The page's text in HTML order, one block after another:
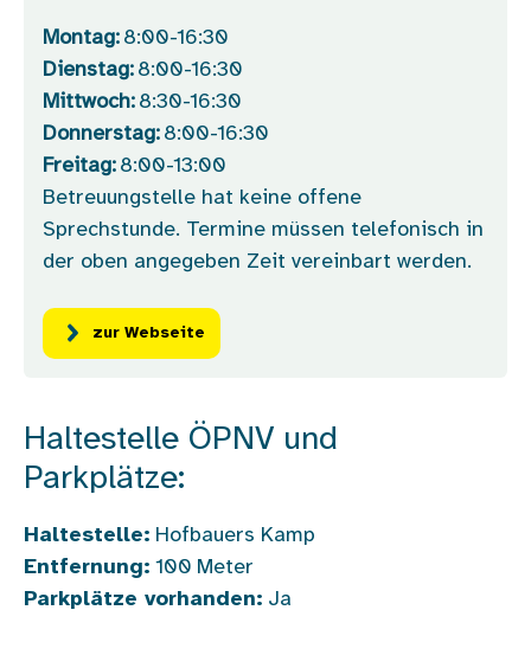
Montag: 8:00-16:30
Dienstag: 8:00-16:30
Mittwoch: 8:30-16:30
Donnerstag: 8:00-16:30
Freitag: 8:00-13:00
Betreuungstelle hat keine offene
Sprechstunde. Termine müssen telefonisch in
der oben angegeben Zeit vereinbart werden.
zur Webseite
Haltestelle ÖPNV und
Parkplätze:
Haltestelle: Hofbauers Kamp
Entfernung: 100 Meter
Parkplätze vorhanden: Ja